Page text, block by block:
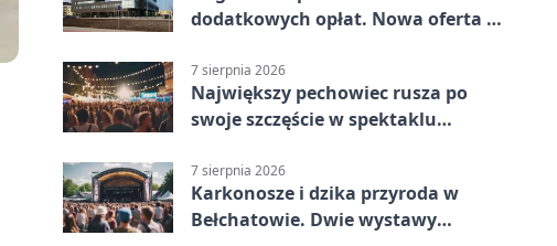
dodatkowych opłat. Nowa oferta w
7 sierpnia 2026
Największy pechowiec rusza po
swoje szczęście w spektaklu
7 sierpnia 2026
Karkonosze i dzika przyroda w
Bełchatowie. Dwie wystawy